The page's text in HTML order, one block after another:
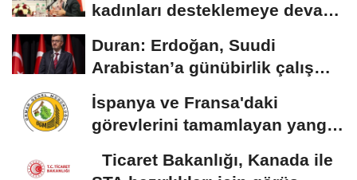
kadınları desteklemeye devam
Duran: Erdoğan, Suudi
Arabistan’a günübirlik çalışma
ziyareti...
İspanya ve Fransa'daki
görevlerini tamamlayan yangın
Ticaret Bakanlığı, Kanada ile